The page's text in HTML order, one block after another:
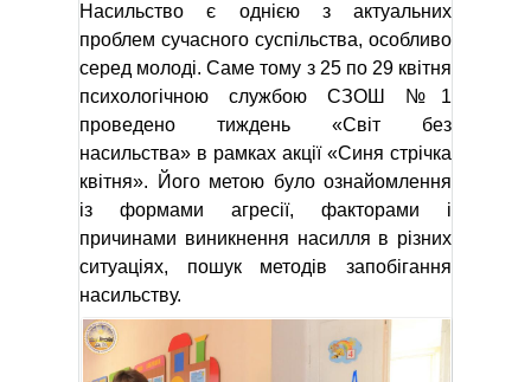
Насильство є однією з актуальних
проблем сучасного суспільства, особливо
серед молоді. Саме тому з 25 по 29 квітня
психологічною службою СЗОШ №1
проведено тиждень «Світ без
насильства» в рамках акції «Синя стрічка
квітня». Його метою було ознайомлення
із формами агресії, факторами і
причинами виникнення насилля в різних
ситуаціях, пошук методів запобігання
насильству.